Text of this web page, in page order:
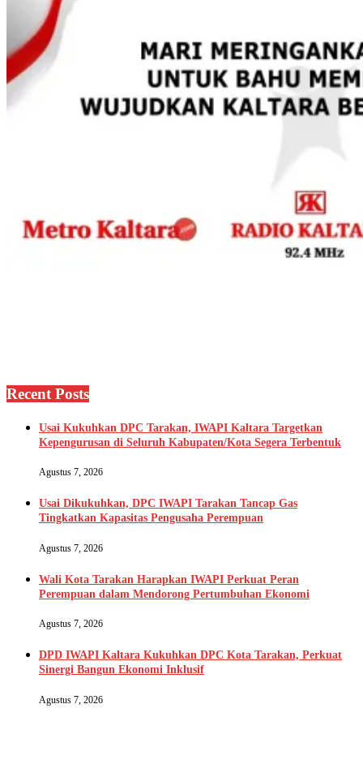
Recent Posts
Usai Kukuhkan DPC Tarakan, IWAPI Kaltara Targetkan
Kepengurusan di Seluruh Kabupaten/Kota Segera Terbentuk
Agustus 7, 2026
Usai Dikukuhkan, DPC IWAPI Tarakan Tancap Gas
Tingkatkan Kapasitas Pengusaha Perempuan
Agustus 7, 2026
Wali Kota Tarakan Harapkan IWAPI Perkuat Peran
Perempuan dalam Mendorong Pertumbuhan Ekonomi
Agustus 7, 2026
DPD IWAPI Kaltara Kukuhkan DPC Kota Tarakan, Perkuat
Sinergi Bangun Ekonomi Inklusif
Agustus 7, 2026